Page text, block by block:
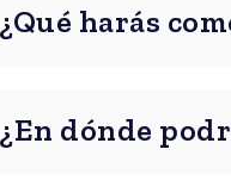
¿Qué harás
¿En dónde